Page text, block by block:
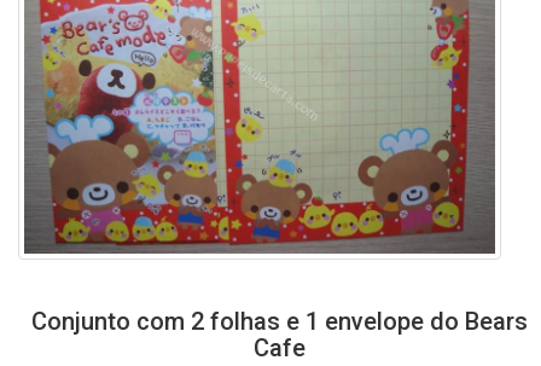
Conjunto com 2 folhas e 1 envelope do Bears
Cafe